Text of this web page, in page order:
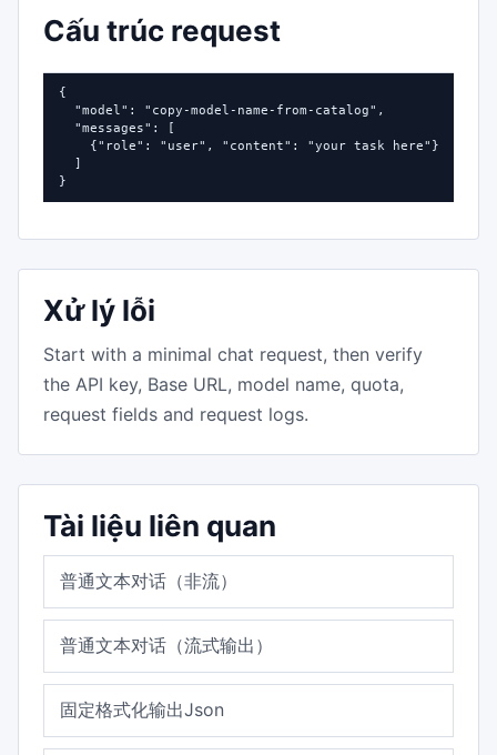
Cấu trúc request
{
  "model": "copy-model-name-from-catalog",
  "messages": [
    {"role": "user", "content": "your task here"}
  ]
}
Xử lý lỗi
Start with a minimal chat request, then verify
the API key, Base URL, model name, quota,
request fields and request logs.
Tài liệu liên quan
普通文本对话（非流）
普通文本对话（流式输出）
固定格式化输出Json